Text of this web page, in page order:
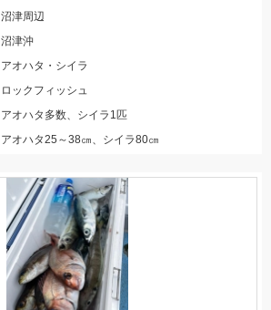
沼津周辺
沼津沖
アオハタ・シイラ
ロックフィッシュ
アオハタ多数、シイラ1匹
アオハタ25～38㎝、シイラ80㎝